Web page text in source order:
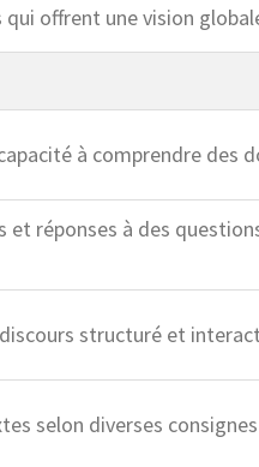
offrent une vision
à comprendre des
et réponses à des
structuré et
selon diverses consignes